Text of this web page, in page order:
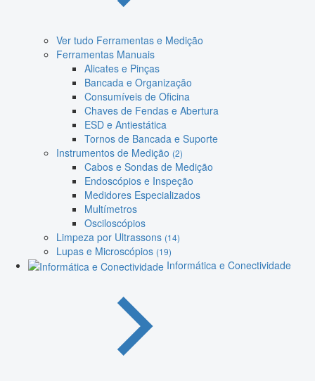
Ver tudo Ferramentas e Medição
Ferramentas Manuais
Alicates e Pinças
Bancada e Organização
Consumíveis de Oficina
Chaves de Fendas e Abertura
ESD e Antiestática
Tornos de Bancada e Suporte
Instrumentos de Medição (2)
Cabos e Sondas de Medição
Endoscópios e Inspeção
Medidores Especializados
Multímetros
Osciloscópios
Limpeza por Ultrassons (14)
Lupas e Microscópios (19)
Informática e Conectividade